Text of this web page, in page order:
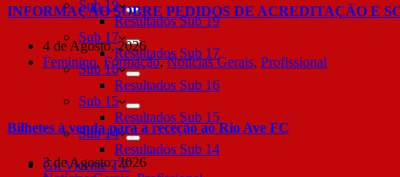
Sub 19
Resultados Sub 19
Sub 17
Resultados Sub 17
Sub 16
Resultados Sub 16
Sub 15
Resultados Sub 15
Sub 14
Resultados Sub 14
Gil Vicente TV
INFORMAÇÃO SOBRE PEDIDOS DE ACREDITAÇÃO E
4 de Agosto, 2026
Feminino, Formação,Notícias Gerais, Profissional
Bilhetes à venda para a receção ao Rio Ave FC
3 de Agosto, 2026